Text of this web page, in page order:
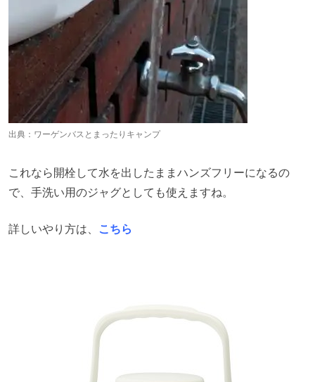
出典： ワーゲンバスとまったりキャンプ
これなら開栓して水を出したままハンズフリーになるの
で、手洗い用のジャグとしても使えますね。
詳しいやり方は、 こちら